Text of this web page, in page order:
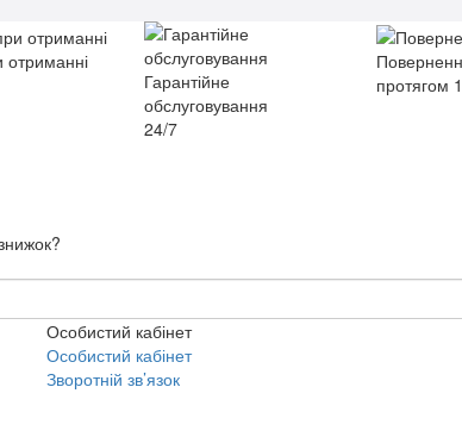
Гарантійне
обслуговування
24/7
протягом
Особистий кабінет
Особистий кабінет
Зворотній зв’язок